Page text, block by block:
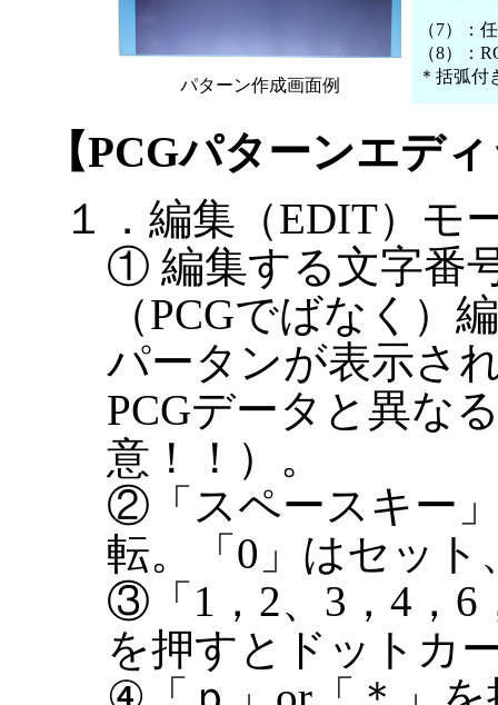
（7）：
（8）：
＊括弧付
パターン作成画面例
【PCGパターンエデ
１．編集（EDIT）モ
① 編集する文字番
（PCGでばなく）
パータンが表示さ
PCGデータと異な
意！！）。
②「スペースキー
転。「0」はセッ
③「1，2、3，4，6
を押すとドットカ